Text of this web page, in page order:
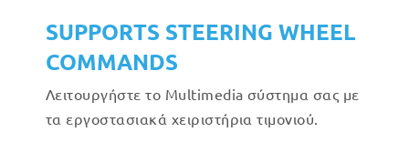
SUPPORTS STEERING WHEEL
COMMANDS
Λειτουργήστε το Multimedia σύστημα σας με
τα εργοστασιακά χειριστήρια τιμονιού.